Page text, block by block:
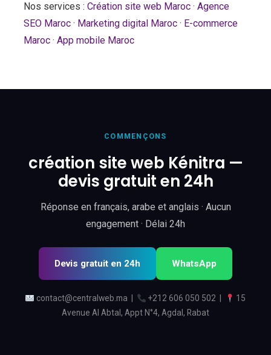
Nos services : Création site web Maroc · Agence
SEO Maroc · Marketing digital Maroc · E-commerce
Maroc · App mobile Maroc
COMMENÇONS
création site web Kénitra —
devis gratuit en 24h
Réponse en français, arabe et anglais · Aucun
engagement · Délai 24h
Devis gratuit en 24h WhatsApp
contact@centralweb.ma +212 606 050 502
15
Avenue Al Abtal, Appt N°4, Agdal, Rabat